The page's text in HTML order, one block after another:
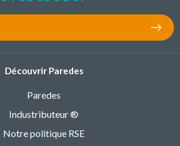
Découvrir Paredes
Paredes
Industributeur ®
Notre politique RSE